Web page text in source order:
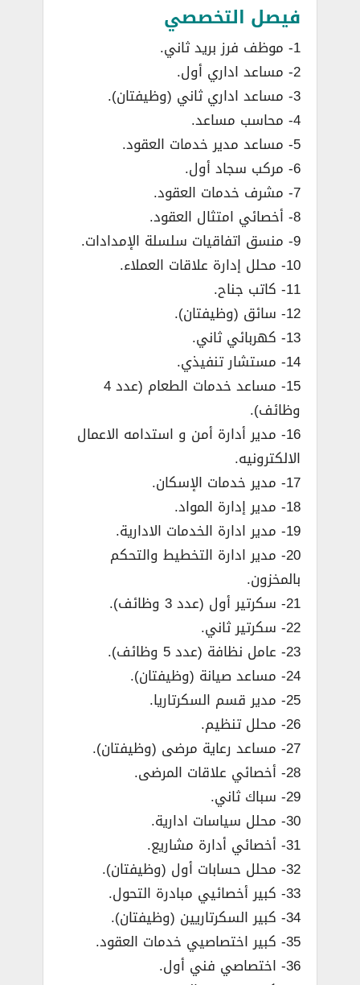
فيصل التخصصي
1- موظف فرز بريد ثاني.
2- مساعد اداري أول.
3- مساعد اداري ثاني (وظيفتان).
4- محاسب مساعد.
5- مساعد مدير خدمات العقود.
6- مركب سجاد أول.
7- مشرف خدمات العقود.
8- أخصائي امتثال العقود.
9- منسق اتفاقيات سلسلة الإمدادات.
10- محلل إدارة علاقات العملاء.
11- كاتب جناح.
12- سائق (وظيفتان).
13- كهربائي ثاني.
14- مستشار تنفيذي.
15- مساعد خدمات الطعام (عدد 4
وظائف).
16- مدير أدارة أمن و استدامه الاعمال
الالكترونيه.
17- مدير خدمات الإسكان.
18- مدير إدارة المواد.
19- مدير ادارة الخدمات الادارية.
20- مدير ادارة التخطيط والتحكم
بالمخزون.
21- سكرتير أول (عدد 3 وظائف).
22- سكرتير ثاني.
23- عامل نظافة (عدد 5 وظائف).
24- مساعد صيانة (وظيفتان).
25- مدير قسم السكرتاريا.
26- محلل تنظيم.
27- مساعد رعاية مرضى (وظيفتان).
28- أخصائي علاقات المرضى.
29- سباك ثاني.
30- محلل سياسات ادارية.
31- أخصائي أدارة مشاريع.
32- محلل حسابات أول (وظيفتان).
33- كبير أخصائيي مبادرة التحول.
34- كبير السكرتاريين (وظيفتان).
35- كبير اختصاصيي خدمات العقود.
36- اختصاصي فني أول.